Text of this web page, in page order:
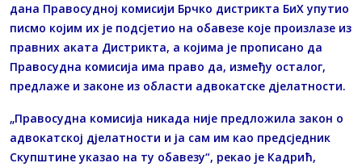
дана Правосудној комисији Брчко дистрикта БиХ упутио
писмо којим их је подсјетио на обавезе које произлазе из
правних аката Дистрикта, а којима је прописано да
Правосудна комисија има право да, између осталог,
предлаже и законе из области адвокатске дјелатности.
„Правосудна комисија никада није предложила закон о
адвокатској дјелатности и ја сам им као предсједник
Скупштине указао на ту обавезу“, рекао је Кадрић,